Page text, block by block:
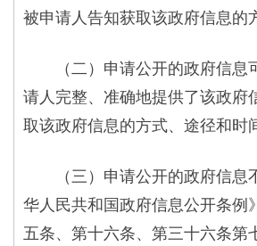
被申请人告知获取该政府信息的
（二）申请公开的政府信息
请人完整、准确地提供了该政府
取该政府信息的方式、途径和时
（三）申请公开的政府信息
华人民共和国政府信息公开条例
五条、第十六条、第三十六条第